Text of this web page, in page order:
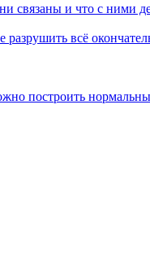
связаны и что с ними
всё
построить